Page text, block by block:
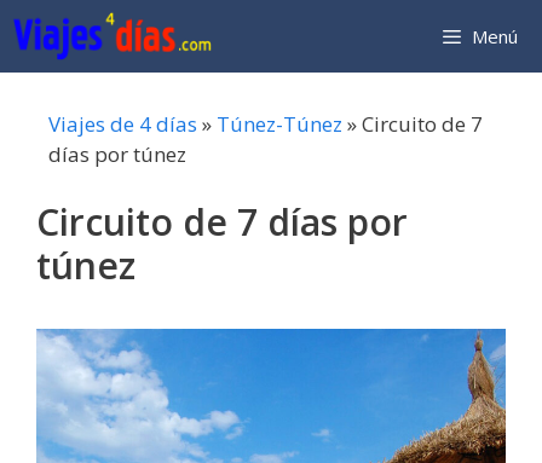
Saltar
al
contenido
Menú
Viajes de 4 días » Túnez-Túnez »Circuito de 7
días por túnez
Circuito de 7 días por
túnez